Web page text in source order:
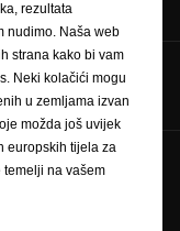
rezultata
nudimo. Naša web
strana kako bi vam
Neki kolačići mogu
u zemljama izvan
možda još uvijek
europskih tijela za
temelji na vašem